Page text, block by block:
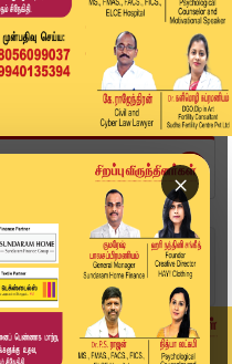
×
முறையாக உயர்வு.....